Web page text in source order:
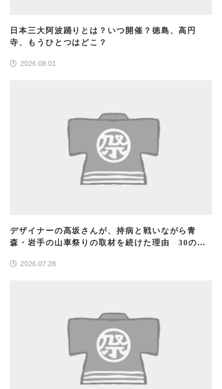
日本三大阿波踊りとは？いつ開催？徳島、高円
寺、もうひとつはどこ？
2026.08.01
デザイナーの髙坂さんが、持病と戦いながら青
森・岩手の山車祭りの取材を続けた理由 30の山
2026.07.28